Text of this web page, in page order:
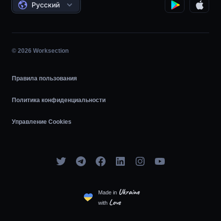
Почасовая работа
Русский
© 2026 Worksection
Правила пользования
Политика конфиденциальности
Управление Cookies
Made in Ukraine
with Love